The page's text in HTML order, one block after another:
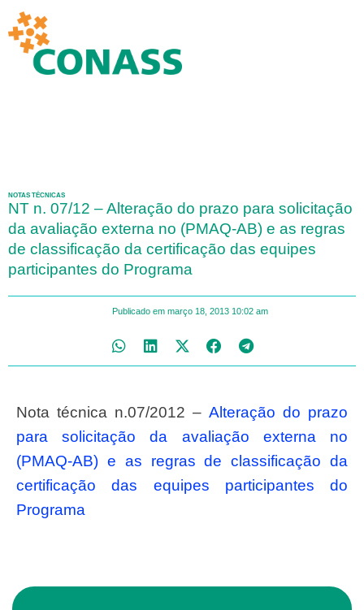
NOTAS TÉCNICAS
NT n. 07/12 – Alteração do prazo para solicitação
da avaliação externa no (PMAQ-AB) e as regras
de classificação da certificação das equipes
participantes do Programa
Publicado em março 18, 2013 10:02 am
Nota técnica n.07/2012 – Alteração do prazo
para solicitação da avaliação externa no
(PMAQ-AB) e as regras de classificação da
certificação das equipes participantes do
Programa